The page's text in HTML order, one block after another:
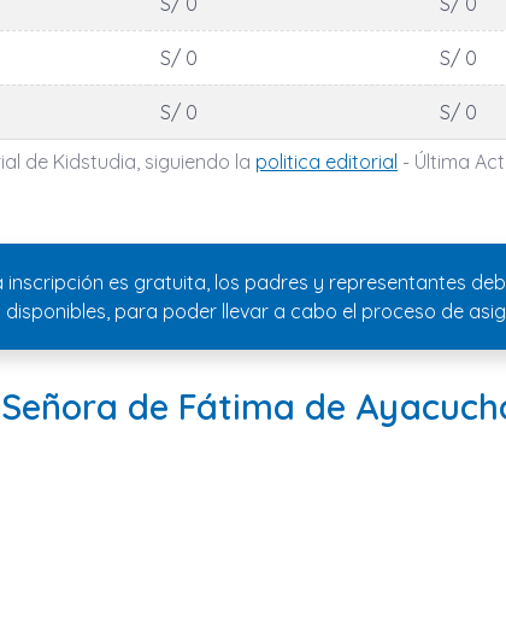
S/ 0 S/ 0
S/ 0 S/ 0
de Kidstudia, siguiendo la politica editorial - Última
es gratuita, los padres y representantes
para poder llevar a cabo el proceso de
de Fátima de